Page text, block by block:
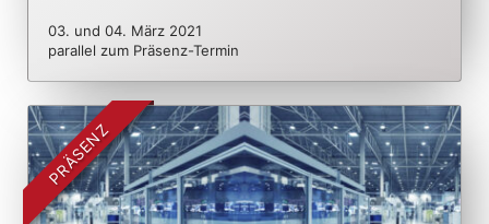
03. und 04. März 2021
parallel zum Präsenz-Termin
PRÄSENZ